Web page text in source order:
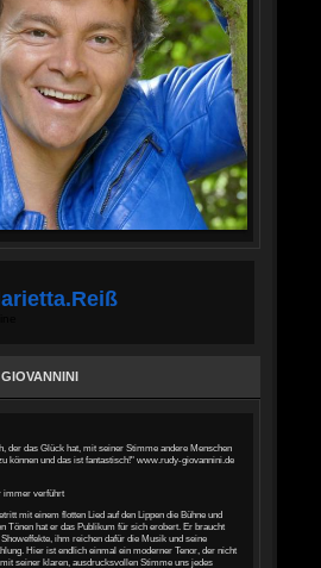
der das Glück hat, mit seiner Stimme andere Menschen
können und das ist fantastisch!" www.rudy-giovannini.de
immer verführt
mit einem flotten Lied auf den Lippen die Bühne und
Tönen hat er das Publikum für sich erobert. Er braucht
ihm reichen dafür die Musik und seine
Hier ist endlich einmal ein moderner Tenor, der nicht
mit seiner klaren, ausdrucksvollen Stimme uns jedes